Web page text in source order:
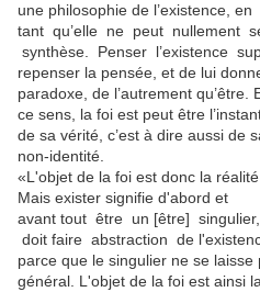
une philosophie de l’existence, en
tant qu’elle ne peut nullement
synthèse. Penser l’existence
repenser la pensée, et de lui
paradoxe, de l’autrement qu’être.
ce sens, la foi est peut être
de sa vérité, c’est à dire aussi de
non-identité.
«L'objet de la foi est donc la
Mais exister signifie d'abord et
avant tout être un [être]
doit faire abstraction de
parce que le singulier ne se
général. L'objet de la foi est ainsi la